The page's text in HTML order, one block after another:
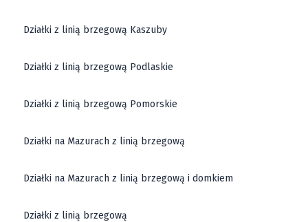
Działki z linią brzegową Kaszuby
Działki z linią brzegową Podlaskie
Działki z linią brzegową Pomorskie
Działki na Mazurach z linią brzegową
Działki na Mazurach z linią brzegową i domkiem
Działki z linią brzegową